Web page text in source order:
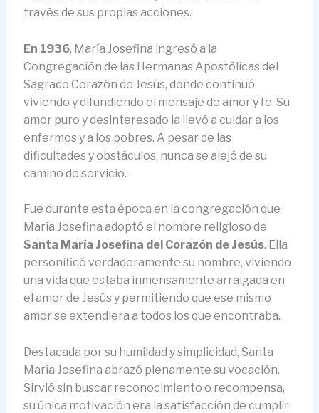
través de sus propias acciones.
En 1936, María Josefina ingresó a la
Congregación de las Hermanas Apostólicas del
Sagrado Corazón de Jesús, donde continuó
viviendo y difundiendo el mensaje de amor y fe. Su
amor puro y desinteresado la llevó a cuidar a los
enfermos y a los pobres. A pesar de las
dificultades y obstáculos, nunca se alejó de su
camino de servicio.
Fue durante esta época en la congregación que
María Josefina adoptó el nombre religioso de
Santa María Josefina del Corazón de Jesús. Ella
personificó verdaderamente su nombre, viviendo
una vida que estaba inmensamente arraigada en
el amor de Jesús y permitiendo que ese mismo
amor se extendiera a todos los que encontraba.
Destacada por su humildad y simplicidad, Santa
María Josefina abrazó plenamente su vocación.
Sirvió sin buscar reconocimiento o recompensa,
su única motivación era la satisfacción de cumplir